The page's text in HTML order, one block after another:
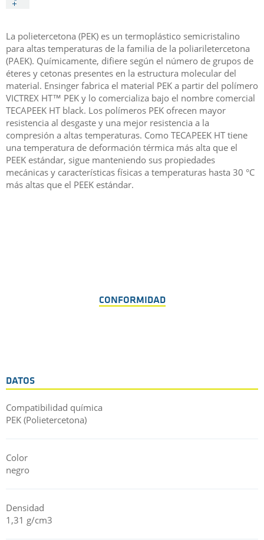
La polietercetona (PEK) es un termoplástico semicristalino
para altas temperaturas de la familia de la poliariletercetona
(PAEK). Químicamente, difiere según el número de grupos de
éteres y cetonas presentes en la estructura molecular del
material. Ensinger fabrica el material PEK a partir del polímero
VICTREX HT™ PEK y lo comercializa bajo el nombre comercial
TECAPEEK HT black. Los polímeros PEK ofrecen mayor
resistencia al desgaste y una mejor resistencia a la
compresión a altas temperaturas. Como TECAPEEK HT tiene
una temperatura de deformación térmica más alta que el
PEEK estándar, sigue manteniendo sus propiedades
mecánicas y características físicas a temperaturas hasta 30 °C
más altas que el PEEK estándar.
CONFORMIDAD
DATOS
Compatibilidad química
PEK (Polietercetona)
Color
negro
Densidad
1,31 g/cm3